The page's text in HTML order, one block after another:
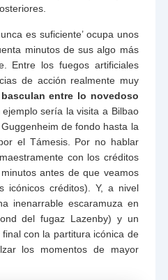
es suficiente’ ocupa unos
minutos de sus algo más
Entre los fuegos artificiales
de acción realmente muy
entre lo novedoso
ejemplo sería la visita a Bilbao
de fondo hasta la
el Támesis. Por no hablar
con los créditos
antes de que veamos
icónicos créditos). Y, a nivel
inenarrable escaramuza en
del fugaz Lazenby) y un
con la partitura icónica de
los momentos de mayor